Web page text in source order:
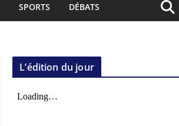
SPORTS DÉBATS
L’édition du jour